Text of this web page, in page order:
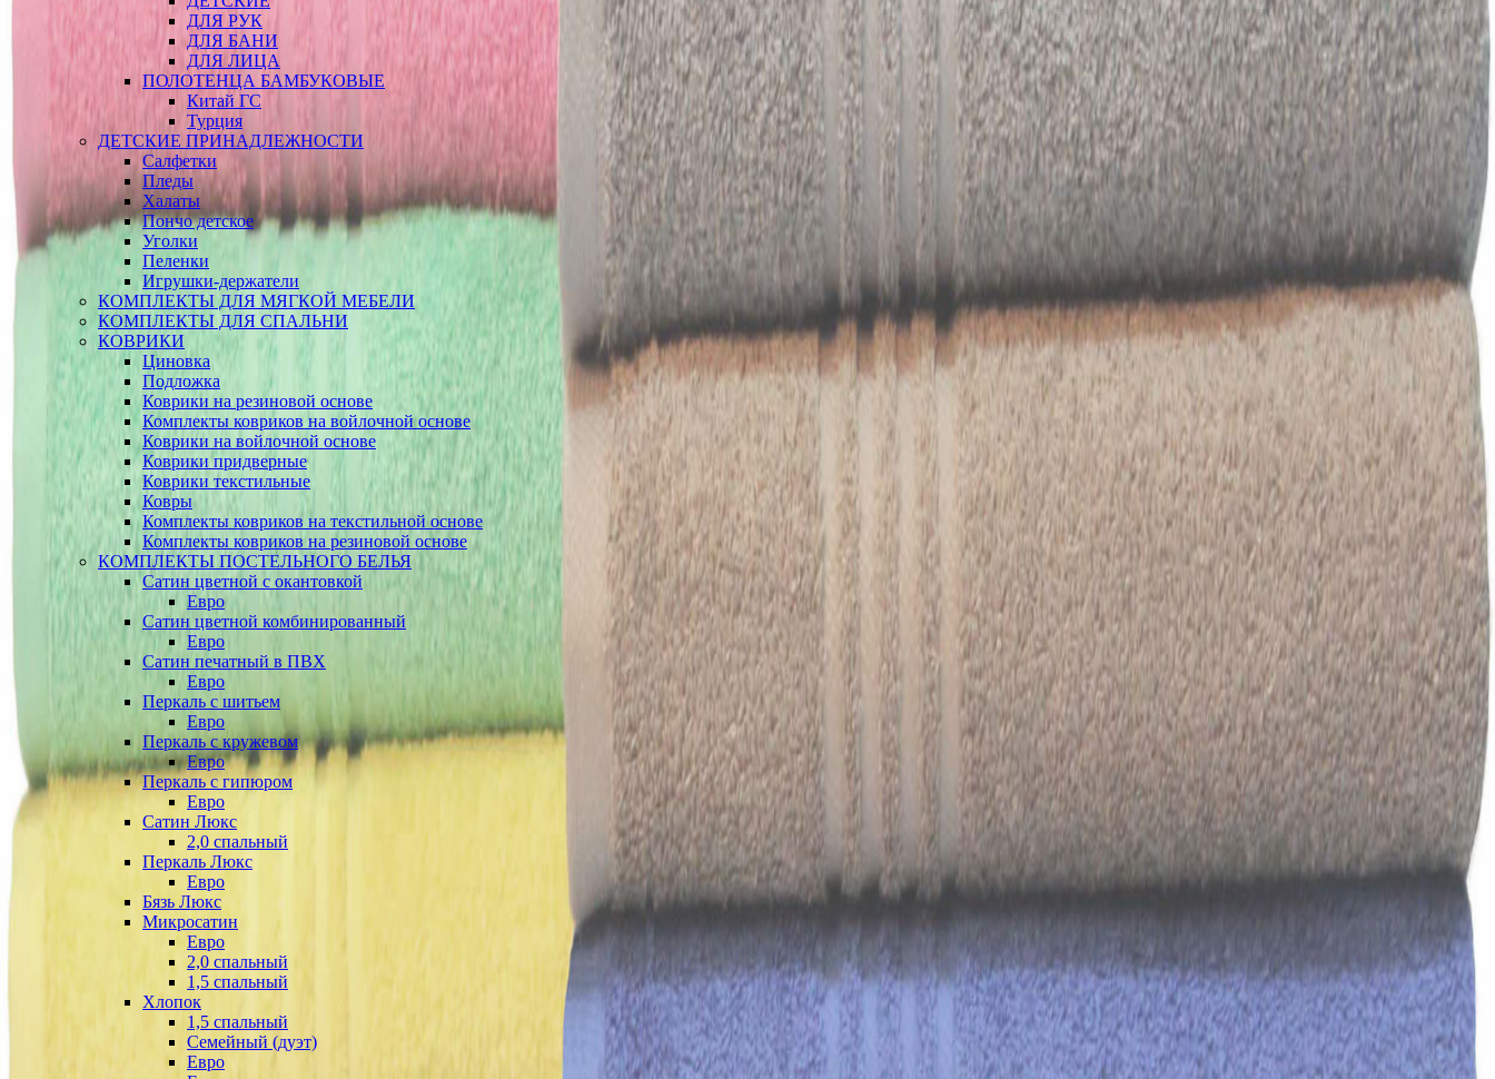
ДЛЯ РУК
ДЛЯ БАНИ
ДЛЯ ЛИЦА
ПОЛОТЕНЦА БАМБУКОВЫЕ
Китай ГС
Турция
ДЕТСКИЕ ПРИНАДЛЕЖНОСТИ
Салфетки
Пледы
Халаты
Пончо детское
Уголки
Пеленки
Игрушки-держатели
КОМПЛЕКТЫ ДЛЯ МЯГКОЙ МЕБЕЛИ
КОМПЛЕКТЫ ДЛЯ СПАЛЬНИ
КОВРИКИ
Циновка
Подложка
Коврики на резиновой основе
Комплекты ковриков на войлочной основе
Коврики на войлочной основе
Коврики придверные
Коврики текстильные
Ковры
Комплекты ковриков на текстильной основе
Комплекты ковриков на резиновой основе
КОМПЛЕКТЫ ПОСТЕЛЬНОГО БЕЛЬЯ
Сатин цветной с окантовкой
Евро
Сатин цветной комбинированный
Евро
Сатин печатный в ПВХ
Евро
Перкаль с шитьем
Евро
Перкаль с кружевом
Евро
Перкаль с гипюром
Евро
Сатин Люкс
2,0 спальный
Перкаль Люкс
Евро
Бязь Люкс
Микросатин
Евро
2,0 спальный
1,5 спальный
Хлопок
1,5 спальный
Семейный (дуэт)
Евро